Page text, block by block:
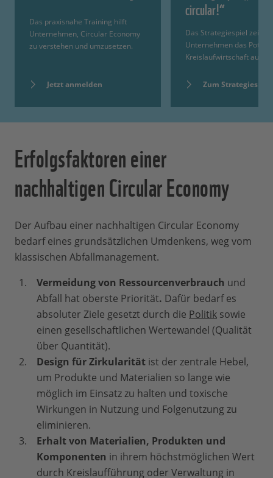
Das praxisnahe Training hilft
Unternehmen, Circular Economy
zu verstehen und umzusetzen.
Jetzt anmelden
circular!“
Das Strategiespiel zeigt
Unternehmen das
Kreislaufwirtschaft auf.
Zum Strategiespiel
Erfolgsfaktoren einer
nachhaltigen Circular Economy
Der Aufbau einer nachhaltigen Circular Economy
bedarf eines grundsätzlichen Umdenkens, weg vom
klassischen Abfallmanagement.
Vermeidung von Ressourcenverbrauch und
Abfall hat oberste Priorität. Dafür bedarf es
absoluter Ziele gesetzt durch die Politik sowie
einen gesellschaftlichen Wertewandel (Qualität
über Quantität).
Design für Zirkularität ist der zentrale Hebel,
um Produkte und Materialien so lange wie
möglich im Einsatz zu halten und toxische
Wirkungen in Nutzung und Folgenutzung zu
eliminieren.
Erhalt von Materialien, Produkten und
Komponenten in ihrem höchstmöglichen Wert
durch Kreislaufführung oder Verwaltung in